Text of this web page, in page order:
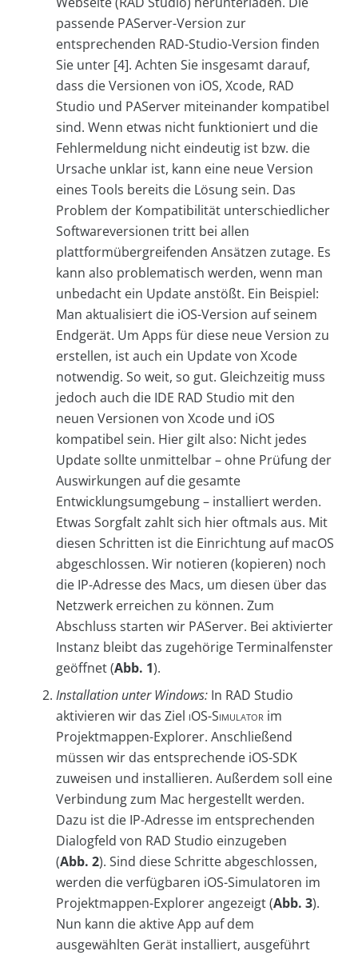
passende PAServer-Version zur
entsprechenden RAD-Studio-Version finden
Sie unter [4]. Achten Sie insgesamt darauf,
dass die Versionen von iOS, Xcode, RAD
Studio und PAServer miteinander kompatibel
sind. Wenn etwas nicht funktioniert und die
Fehlermeldung nicht eindeutig ist bzw. die
Ursache unklar ist, kann eine neue Version
eines Tools bereits die Lösung sein. Das
Problem der Kompatibilität unterschiedlicher
Softwareversionen tritt bei allen
plattformübergreifenden Ansätzen zutage. Es
kann also problematisch werden, wenn man
unbedacht ein Update anstößt. Ein Beispiel:
Man aktualisiert die iOS-Version auf seinem
Endgerät. Um Apps für diese neue Version zu
erstellen, ist auch ein Update von Xcode
notwendig. So weit, so gut. Gleichzeitig muss
jedoch auch die IDE RAD Studio mit den
neuen Versionen von Xcode und iOS
kompatibel sein. Hier gilt also: Nicht jedes
Update sollte unmittelbar – ohne Prüfung der
Auswirkungen auf die gesamte
Entwicklungsumgebung – installiert werden.
Etwas Sorgfalt zahlt sich hier oftmals aus. Mit
diesen Schritten ist die Einrichtung auf macOS
abgeschlossen. Wir notieren (kopieren) noch
die IP-Adresse des Macs, um diesen über das
Netzwerk erreichen zu können. Zum
Abschluss starten wir PAServer. Bei aktivierter
Instanz bleibt das zugehörige Terminalfenster
geöffnet (Abb. 1).
Installation unter Windows: In RAD Studio
aktivieren wir das Ziel iOS-Simulator im
Projektmappen-Explorer. Anschließend
müssen wir das entsprechende iOS-SDK
zuweisen und installieren. Außerdem soll eine
Verbindung zum Mac hergestellt werden.
Dazu ist die IP-Adresse im entsprechenden
Dialogfeld von RAD Studio einzugeben
(Abb. 2). Sind diese Schritte abgeschlossen,
werden die verfügbaren iOS-Simulatoren im
Projektmappen-Explorer angezeigt (Abb. 3).
Nun kann die aktive App auf dem
ausgewählten Gerät installiert, ausgeführt